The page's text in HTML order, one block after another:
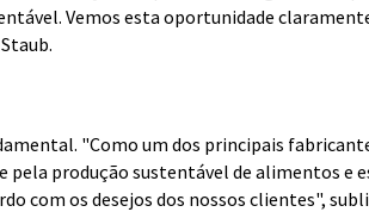
Vemos esta oportunidade
"Como um dos principais
produção sustentável de alimentos e
com os desejos dos nossos clientes",